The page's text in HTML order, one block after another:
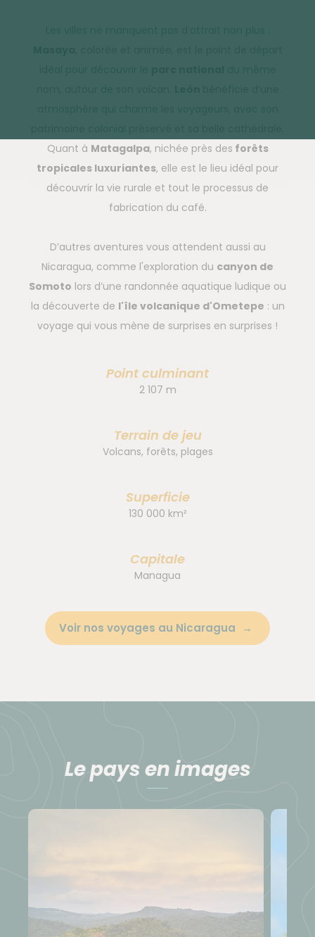
Quant à Matagalpa, nichée près des forêts
tropicales luxuriantes, elle est le lieu idéal pour
découvrir la vie rurale et tout le processus de
fabrication du café.
D’autres aventures vous attendent aussi au
Nicaragua, comme l'exploration du canyon de
Somoto lors d’une randonnée aquatique ludique ou
la découverte de l'île volcanique d'Ometepe : un
voyage qui vous mène de surprises en surprises !
Point culminant
2 107 m
Terrain de jeu
Volcans, forêts, plages
Superficie
130 000 km²
Capitale
Managua
Voir nos voyages au Nicaragua
Le pays en images